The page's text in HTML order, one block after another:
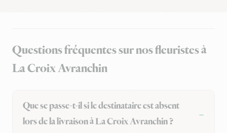
Questions fréquentes sur nos fleuristes à
La Croix Avranchin
Que se passe-t-il si le destinataire est absent
lors de la livraison à La Croix Avranchin ?